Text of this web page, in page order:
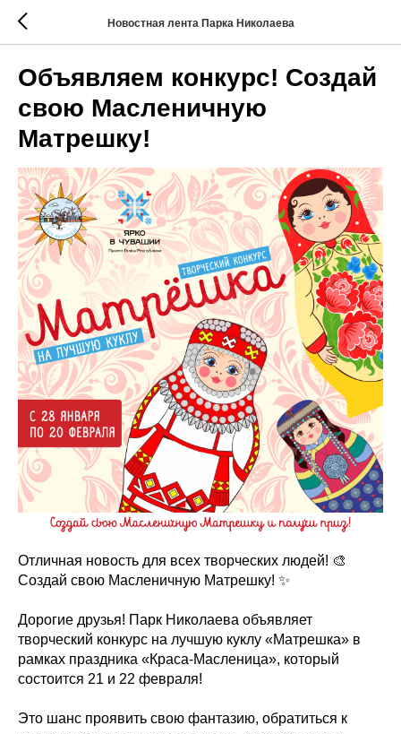
Новостная лента Парка Николаева
Объявляем конкурс! Создай
свою Масленичную
Матрешку!
Отличная новость для всех творческих людей! 🎨
Создай свою Масленичную Матрешку! ✨
Дорогие друзья! Парк Николаева объявляет
творческий конкурс на лучшую куклу «Матрешка» в
рамках праздника «Краса-Масленица», который
состоится 21 и 22 февраля!
Это шанс проявить свою фантазию, обратиться к